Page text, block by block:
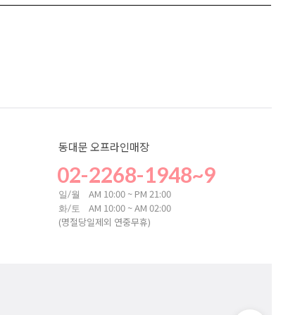
동대문 오프라인매장
02-2268-1948~9
일/월 AM 10:00 ~ PM 21:00
화/토
AM 10:00 ~ AM 02:00
(명절당일제외 연중무휴)